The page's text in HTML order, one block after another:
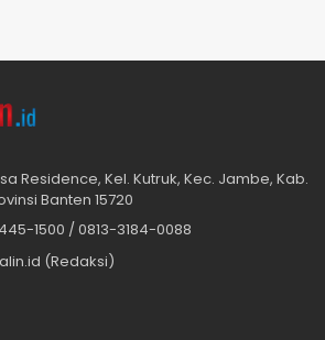
Residence, Kel. Kutruk, Kec. Jambe, Kab.
Banten 15720
1500 / 0813-3184-0088
(Redaksi)